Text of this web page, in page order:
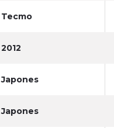
Tecmo
2012
Japones
Japones